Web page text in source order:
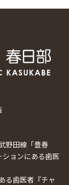
野田線「豊春
ョンにある歯医
る歯医者『チャ